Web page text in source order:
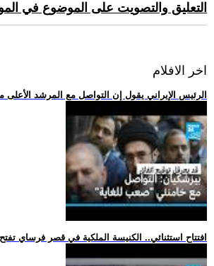
التعليق والتصويت على الموضوع في
اخر الافلام
.. الرئيس الإيراني يقول إن التواصل مع المرشد
.. افتتاح استثنائي.. الكنيسة الملكية في قصر فرساي تفتح